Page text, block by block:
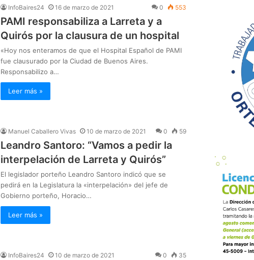
InfoBaires24 16 de marzo de 2021 0 553
PAMI responsabiliza a Larreta y a
Quirós por la clausura de un hospital
«Hoy nos enteramos de que el Hospital Español de PAMI
fue clausurado por la Ciudad de Buenos Aires.
Responsabilizo a…
Leer más »
Manuel Caballero Vivas 10 de marzo de 2021 0 59
Leandro Santoro: “Vamos a pedir la
interpelación de Larreta y Quirós”
El legislador porteño Leandro Santoro indicó que se
pedirá en la Legislatura la «interpelación» del jefe de
Gobierno porteño, Horacio…
Leer más »
InfoBaires24 10 de marzo de 2021 0 35